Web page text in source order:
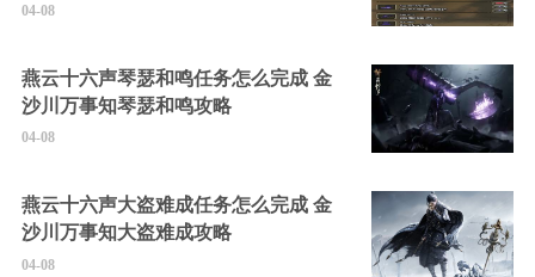
04-08
燕云十六声琴瑟和鸣任务怎么完成 金
沙川万事知琴瑟和鸣攻略
04-08
燕云十六声大盗难成任务怎么完成 金
沙川万事知大盗难成攻略
04-08